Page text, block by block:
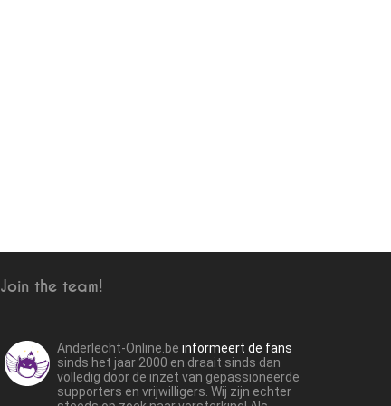
Join the team!
Anderlecht-Online.be informeert de fans
sinds het jaar 2000 en draait sinds dan
volledig door de inzet van gepassioneerde
supporters en vrijwilligers. Wij zijn echter